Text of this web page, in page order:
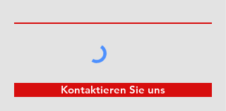
Kontaktieren Sie uns